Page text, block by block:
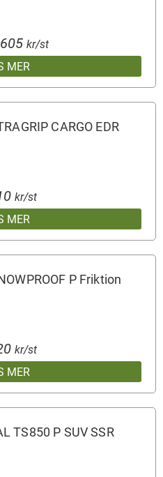
MER
kr/st
CARGO EDR
MER
kr/st
P Friktion
MER
kr/st
TS850 P SUV SSR